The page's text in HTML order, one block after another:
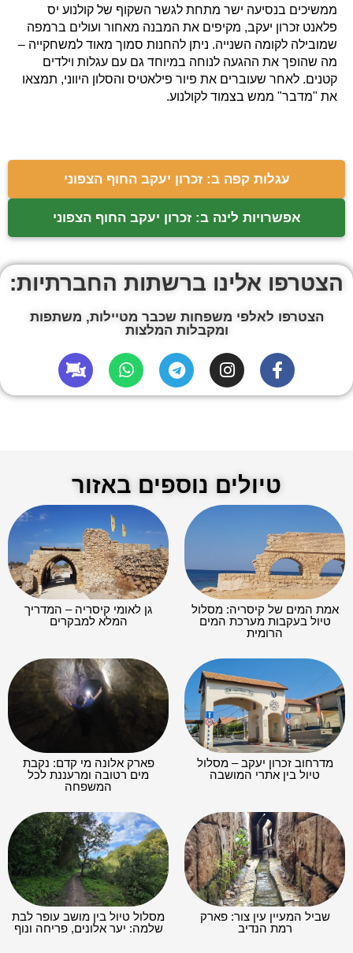
ממשיכים בנסיעה ישר מתחת לגשר השקוף של קולנוע יס
פלאנט זכרון יעקב, מקיפים את המבנה מאחור ועולים ברמפה
שמובילה לקומה השנייה. ניתן להחנות סמוך מאוד למשחקייה –
מה שהופך את ההגעה לנוחה במיוחד גם עם עגלות וילדים
קטנים. לאחר שעוברים את פיור פילאטיס והסלון היווני, תמצאו
את "מדבר" ממש בצמוד לקולנוע.
עגלות קפה ב: זכרון יעקב החוף הצפוני
אפשרויות לינה ב: זכרון יעקב החוף הצפוני
הצטרפו אלינו ברשתות החברתיות:
הצטרפו לאלפי משפחות שכבר מטיילות, משתפות
ומקבלות המלצות
טיולים נוספים באזור
אמת המים של קיסריה: מסלול
טיול בעקבות מערכת המים
הרומית
גן לאומי קיסריה – המדריך
המלא למבקרים
מדרחוב זכרון יעקב – מסלול
טיול בין אתרי המושבה
פארק אלונה מי קדם: נקבת
מים רטובה ומרעננת לכל
המשפחה
שביל המעיין עין צור: פארק
רמת הנדיב
מסלול טיול בין מושב עופר לבת
שלמה: יער אלונים, פריחה ונוף